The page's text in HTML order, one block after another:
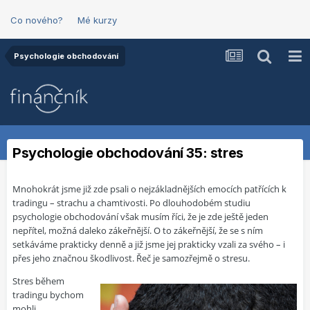
Co nového? Mé kurzy
Psychologie obchodování
Psychologie obchodování 35: stres
Mnohokrát jsme již zde psali o nejzákladnějších emocích patřících k
tradingu – strachu a chamtivosti. Po dlouhodobém studiu
psychologie obchodování však musím říci, že je zde ještě jeden
nepřítel, možná daleko zákeřnější. O to zákeřnější, že se s ním
setkáváme prakticky denně a již jsme jej prakticky vzali za svého – i
přes jeho značnou škodlivost. Řeč je samozřejmě o stresu.
Stres během
tradingu bychom